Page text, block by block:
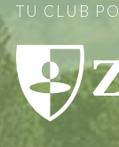
TU CLUB